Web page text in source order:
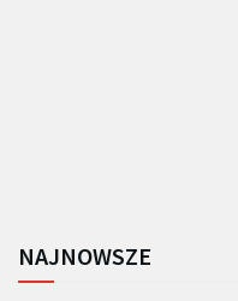
NAJNOWSZE